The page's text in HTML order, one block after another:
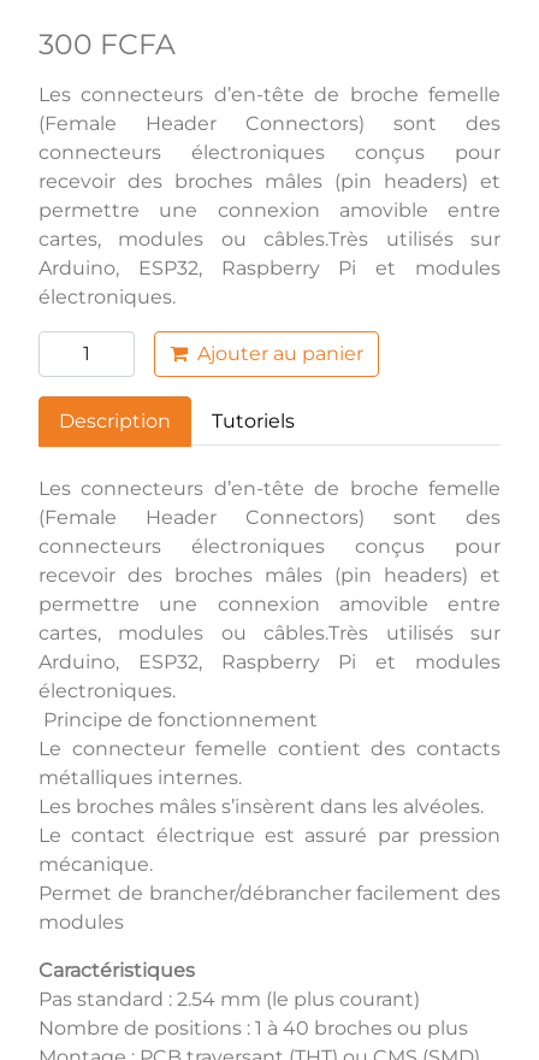
300 FCFA
Les connecteurs d’en-tête de broche femelle
(Female Header Connectors) sont des
connecteurs électroniques conçus pour
recevoir des broches mâles (pin headers) et
permettre une connexion amovible entre
cartes, modules ou câbles.Très utilisés sur
Arduino, ESP32, Raspberry Pi et modules
électroniques.
Ajouter au panier
Description Tutoriels
Les connecteurs d’en-tête de broche femelle
(Female Header Connectors) sont des
connecteurs électroniques conçus pour
recevoir des broches mâles (pin headers) et
permettre une connexion amovible entre
cartes, modules ou câbles.Très utilisés sur
Arduino, ESP32, Raspberry Pi et modules
électroniques.
Principe de fonctionnement
Le connecteur femelle contient des contacts
métalliques internes.
Les broches mâles s’insèrent dans les alvéoles.
Le contact électrique est assuré par pression
mécanique.
Permet de brancher/débrancher facilement des
modules
Caractéristiques
Pas standard : 2.54 mm (le plus courant)
Nombre de positions : 1 à 40 broches ou plus